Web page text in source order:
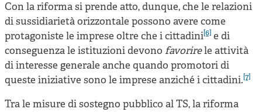
Con la riforma si prende atto, dunque, che le relazioni
di sussidiarietà orizzontale possono avere come
protagoniste le imprese oltre che i cittadini[6] e di
conseguenza le istituzioni devono favorirele attività
di interesse generale anche quando promotori di
queste iniziative sono le imprese anziché i cittadini.[7]
Tra le misure di sostegno pubblico al TS, la riforma